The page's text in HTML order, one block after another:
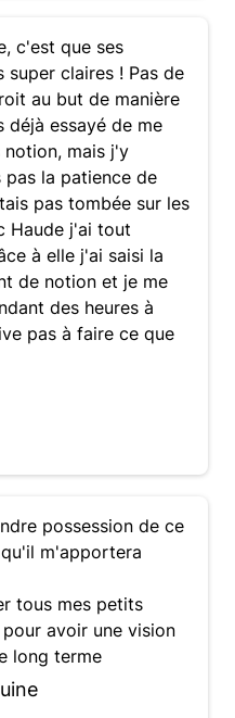
c'est que ses
claires ! Pas de
au but de manière
déjà essayé de me
notion, mais j'y
la patience de
pas tombée sur les
Haude j'ai tout
à elle j'ai saisi la
de notion et je me
des heures à
pas à faire ce que
possession de ce
m'apportera
tous mes petits
avoir une vision
long terme